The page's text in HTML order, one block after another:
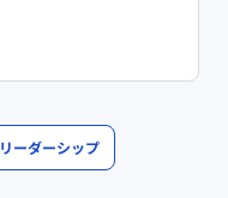
リーダーシップ